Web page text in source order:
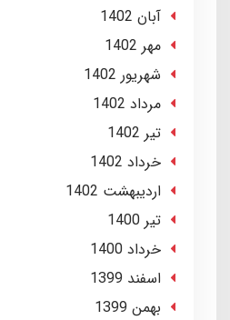
آبان 1402
مهر 1402
شهریور 1402
مرداد 1402
تير 1402
خرداد 1402
ارديبهشت 1402
تير 1400
خرداد 1400
اسفند 1399
بهمن 1399